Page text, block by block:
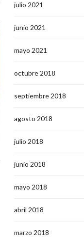
julio 2021
junio 2021
mayo 2021
octubre 2018
septiembre 2018
agosto 2018
julio 2018
junio 2018
mayo 2018
abril 2018
marzo 2018